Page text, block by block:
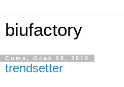
biufactory
Cuma, Ocak 08, 2010
trendsetter